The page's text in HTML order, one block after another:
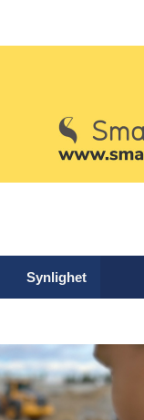
Synlighet